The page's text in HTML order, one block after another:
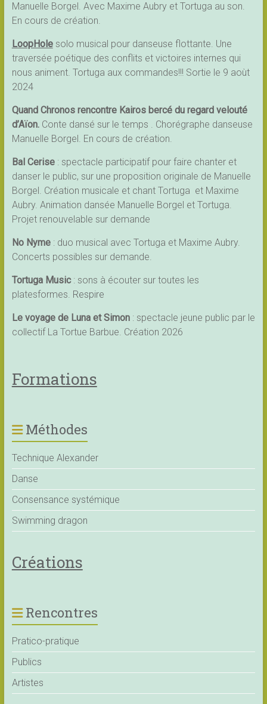
Manuelle Borgel. Avec Maxime Aubry et Tortuga au son.
En cours de création.
LoopHolesolo musical pour danseuse flottante. Une
traversée poétique des conflits et victoires internes qui
nous animent. Tortuga aux commandes!!! Sortie le 9 aoùt
2024
Quand Chronos rencontre Kairos bercé du regard velouté
d’Aïon.Conte dansé sur le temps . Chorégraphe danseuse
Manuelle Borgel. En cours de création.
Bal Cerise: spectacle participatif pour faire chanter et
danser le public, sur une proposition originale de Manuelle
Borgel. Création musicale et chant Tortuga et Maxime
Aubry. Animation dansée Manuelle Borgel et Tortuga.
Projet renouvelable sur demande
No Nyme: duo musical avec Tortuga et Maxime Aubry.
Concerts possibles sur demande.
Tortuga Music: sons à écouter sur toutes les
platesformes. Respire
Le voyage de Luna et Simon: spectacle jeune public par le
collectif La Tortue Barbue. Création 2026
Formations
Méthodes
Technique Alexander
Danse
Consensance systémique
Swimming dragon
Créations
Rencontres
Pratico-pratique
Publics
Artistes